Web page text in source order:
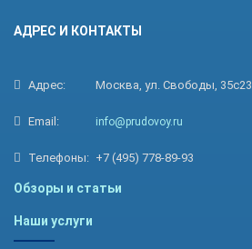
АДРЕС И КОНТАКТЫ
Адрес: Москва, ул. Свободы, 35с23
Email: info@prudovoy.ru
Телефоны: +7 (495) 778-89-93
Обзоры и статьи
Наши услуги